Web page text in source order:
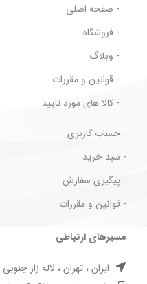
- صفحه اصلی
- فروشگاه
- وبلاگ
- قوانین و مقررات
- کالا های مورد تایید
- حساب کاربری
- سبد خرید
- پیگیری سفارش
- قوانین و مقررات
مسیرهای ارتباطی
ایران ، تهران ، لاله زار جنوبی ،